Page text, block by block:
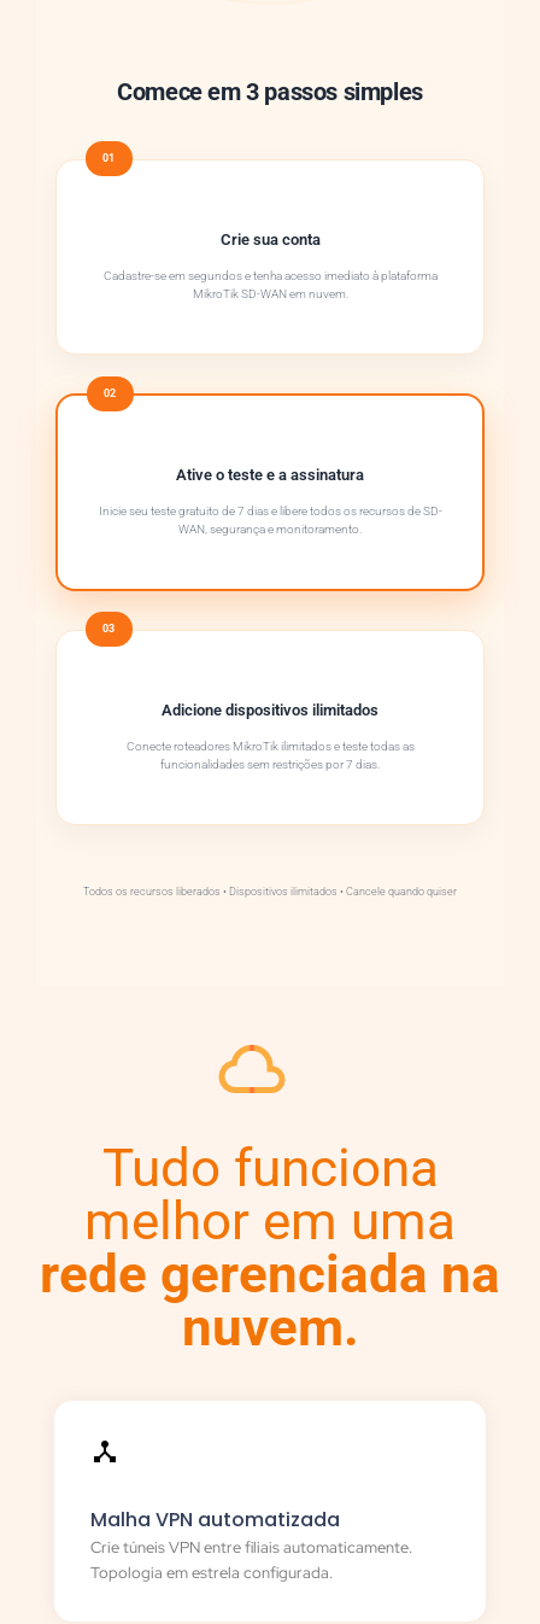
Comece em 3 passos simples
01
Crie sua conta
Cadastre-se em segundos e tenha acesso imediato à plataforma
MikroTik SD-WAN em nuvem.
02
Ative o teste e a assinatura
Inicie seu teste gratuito de 7 dias e libere todos os recursos de SD-
WAN, segurança e monitoramento.
03
Adicione dispositivos ilimitados
Conecte roteadores MikroTik ilimitados e teste todas as
funcionalidades sem restrições por 7 dias.
Todos os recursos liberados • Dispositivos ilimitados • Cancele quando quiser
Tudo funciona
melhor em uma
rede gerenciada na
nuvem.
Malha VPN automatizada
Crie túneis VPN entre filiais automaticamente.
Topologia em estrela configurada.